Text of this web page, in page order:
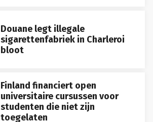
Douane legt illegale
sigarettenfabriek in Charleroi
bloot
Finland financiert open
universitaire cursussen voor
studenten die niet zijn
toegelaten